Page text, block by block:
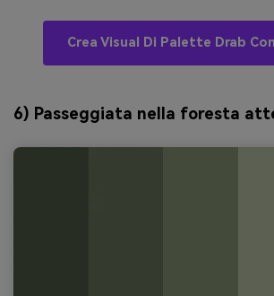
Crea Visual Di Palette Drab
6) Passeggiata nella foresta